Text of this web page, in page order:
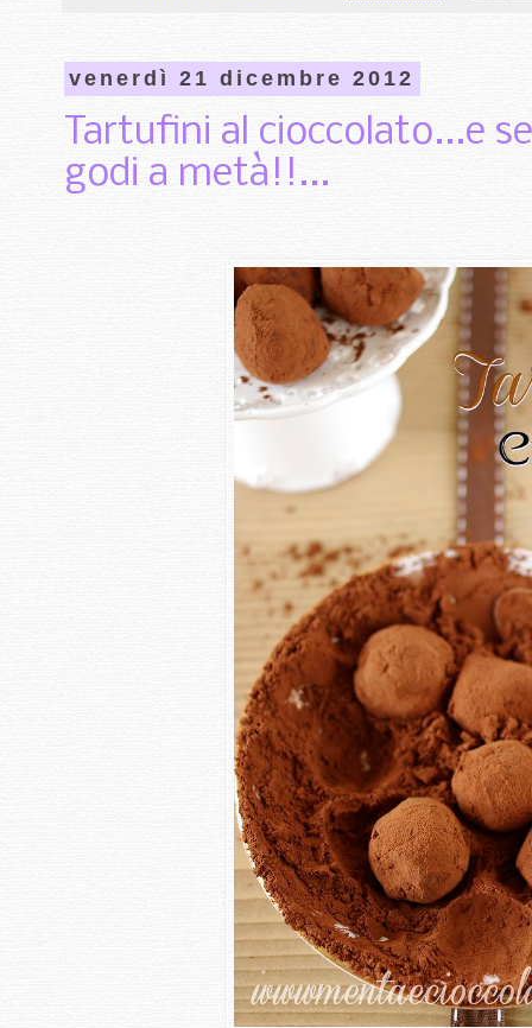
venerdì 21 dicembre 2012
Tartufini al cioccolato...e
godi a metà!!...